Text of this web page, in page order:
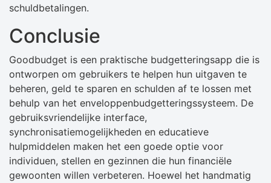
schuldbetalingen.
Conclusie
Goodbudget is een praktische budgetteringsapp die is
ontworpen om gebruikers te helpen hun uitgaven te
beheren, geld te sparen en schulden af ​​te lossen met
behulp van het enveloppenbudgetteringssysteem. De
gebruiksvriendelijke interface,
synchronisatiemogelijkheden en educatieve
hulpmiddelen maken het een goede optie voor
individuen, stellen en gezinnen die hun financiële
gewoonten willen verbeteren. Hoewel het handmatig